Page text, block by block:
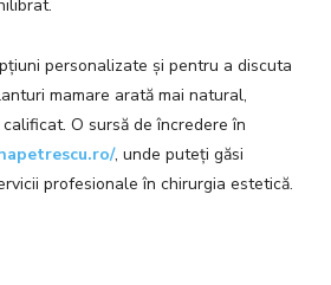
personalizate și pentru a discuta
mamare arată mai natural,
O sursă de încredere în
, unde puteți găsi
profesionale în chirurgia estetică.